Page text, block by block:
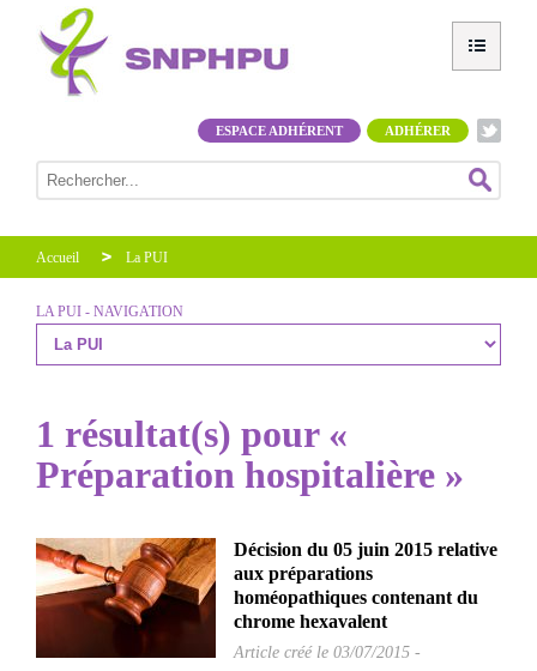
ADHÉRER
ESPACE ADHÉRENT
Accueil La PUI
LA PUI - NAVIGATION
1 résultat(s) pour «
Préparation hospitalière »
Décision du 05 juin 2015 relative
aux préparations
homéopathiques contenant du
chrome hexavalent
Article créé le 03/07/2015 -